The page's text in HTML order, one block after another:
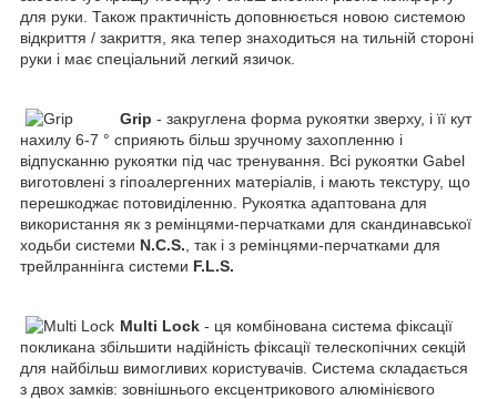
для руки. Також практичність доповнюється новою системою
відкриття / закриття, яка тепер знаходиться на тильній стороні
руки і має спеціальний легкий язичок.
Grip - закруглена форма рукоятки зверху, і її кут
нахилу 6-7 ° сприяють більш зручному захопленню і
відпусканню рукоятки під час тренування. Всі рукоятки Gabel
виготовлені з гіпоалергенних матеріалів, і мають текстуру, що
перешкоджає потовиділенню. Рукоятка адаптована для
використання як з ремінцями-перчатками для скандинавської
ходьби системи N.C.S. , так і з ремінцями-перчатками для
трейлраннінга системи F.L.S.
Multi Lock - ця комбінована система фіксації
покликана збільшити надійність фіксації телескопічних секцій
для найбільш вимогливих користувачів. Система складається
з двох замків: зовнішнього ексцентрикового алюмінієвого